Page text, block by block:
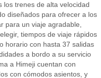
los trenes de alta velocidad
diseñados para ofrecer a los
para un viaje agradable,
tiempos de viaje rápidos
horario con hasta 37 salidas
a bordo a su servicio
a Himeji cuentan con
con cómodos asientos, y